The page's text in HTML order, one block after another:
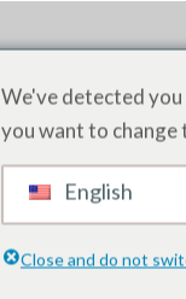
Comment
We've detected
you want to change
English
Close and do not